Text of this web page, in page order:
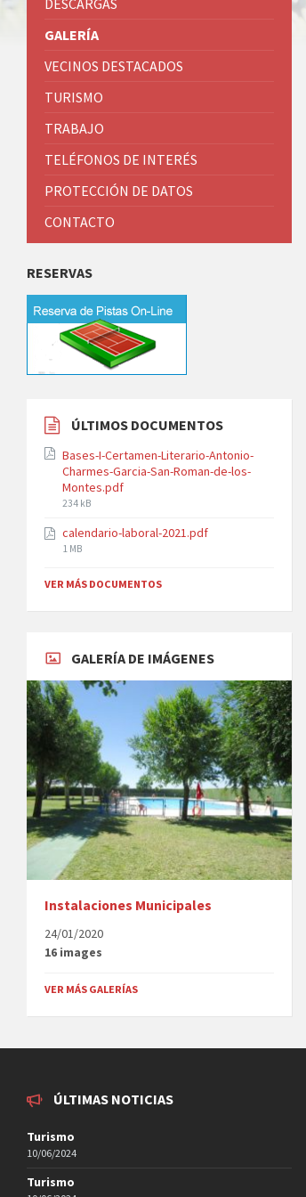
DESCARGAS
GALERÍA
VECINOS DESTACADOS
TURISMO
TRABAJO
TELÉFONOS DE INTERÉS
PROTECCIÓN DE DATOS
CONTACTO
RESERVAS
ÚLTIMOS DOCUMENTOS
Bases-I-Certamen-Literario-Antonio-
Charmes-Garcia-San-Roman-de-los-
Montes.pdf
File
234 kB
calendario-laboral-2021.pdf
File
1 MB
VER MÁS DOCUMENTOS
GALERÍA DE IMÁGENES
Instalaciones Municipales
24/01/2020
16 images
VER MÁS GALERÍAS
ÚLTIMAS NOTICIAS
Turismo
10/06/2024
Turismo